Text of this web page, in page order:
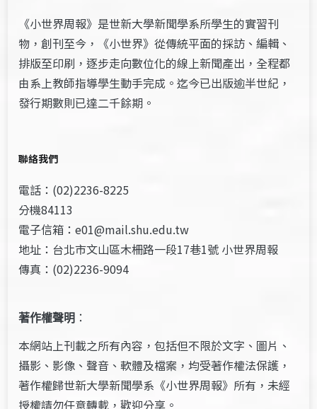
《小世界周報》是世新大學新聞學系所學生的實習刊
物，創刊至今，《小世界》從傳統平面的採訪、編輯、
排版至印刷，逐步走向數位化的線上新聞產出，全程都
由系上教師指導學生動手完成。迄今已出版逾半世紀，
發行期數則已達二千餘期。
聯絡我們
電話：(02)2236-8225
分機84113
電子信箱：e01@mail.shu.edu.tw
地址：台北市文山區木柵路一段17巷1號 小世界周報
傳真：(02)2236-9094
著作權聲明 ：
本網站上刊載之所有內容，包括但不限於文字、圖片、
攝影、影像、聲音、軟體及檔案，均受著作權法保護，
著作權歸世新大學新聞學系《小世界周報》所有，未經
授權請勿任意轉載，歡迎分享。